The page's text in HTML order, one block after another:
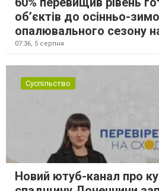
об’єктів до осінньо-
опалювального сезону
07:36, 5 серпня
Суспільство
Новий ютуб-канал про